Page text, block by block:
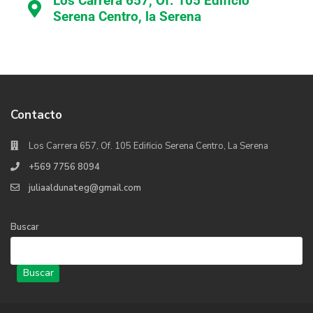
Serena Centro, la Serena
Contacto
Los Carrera 657, Of. 105 Edificio Serena Centro, La Serena
+569 7756 8094
juliaaldunateg@gmail.com
Buscar
Buscar